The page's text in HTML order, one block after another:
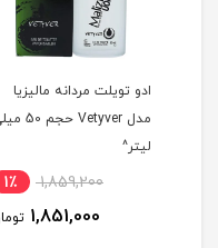
ادو تویلت مردانه مالیزیا
مدل Vetyver حجم 50 میلی
1,859,200 1٪
1,851,000 تومان